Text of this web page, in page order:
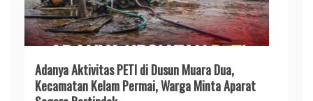
Adanya Aktivitas PETI di Dusun Muara Dua,
Kecamatan Kelam Permai, Warga Minta Aparat